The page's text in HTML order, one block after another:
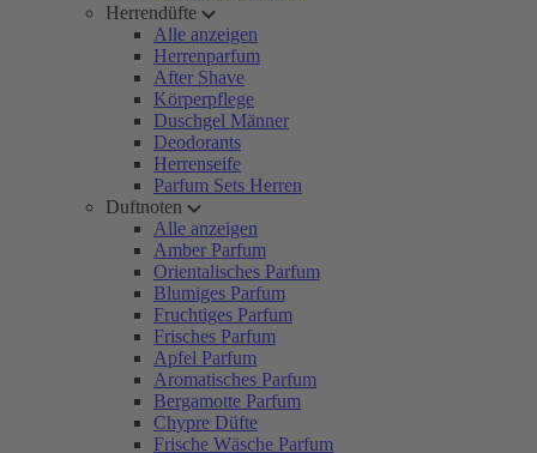
Herrendüfte
Alle anzeigen
Herrenparfum
After Shave
Körperpflege
Duschgel Männer
Deodorants
Herrenseife
Parfum Sets Herren
Duftnoten
Alle anzeigen
Amber Parfum
Orientalisches Parfum
Blumiges Parfum
Fruchtiges Parfum
Frisches Parfum
Apfel Parfum
Aromatisches Parfum
Bergamotte Parfum
Chypre Düfte
Frische Wäsche Parfum